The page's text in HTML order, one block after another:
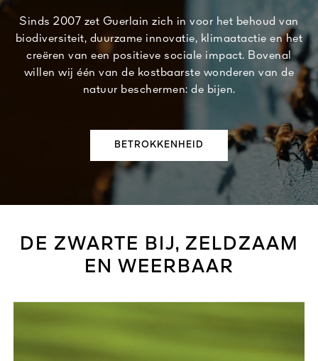
Sinds 2007 zet Guerlain zich in voor het behoud van
biodiversiteit, duurzame innovatie, klimaatactie en het
creëren van een positieve sociale impact. Bovenal
willen wij één van de kostbaarste wonderen van de
natuur beschermen: de bijen.
BETROKKENHEID
DE ZWARTE BIJ, ZELDZAAM
EN WEERBAAR